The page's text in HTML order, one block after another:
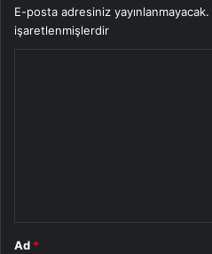
E-posta adresiniz yayınlanmayacak.
işaretlenmişlerdir
Ad *